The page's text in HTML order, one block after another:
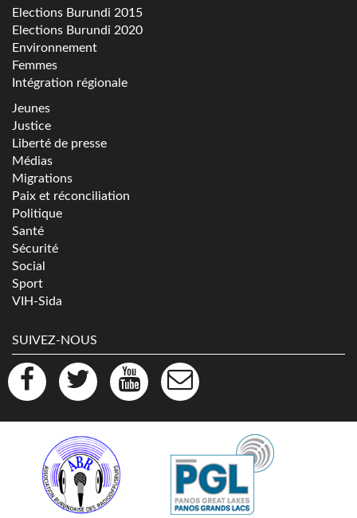
Elections Burundi 2015
Elections Burundi 2020
Environnement
Femmes
Intégration régionale
Jeunes
Justice
Liberté de presse
Médias
Migrations
Paix et réconciliation
Politique
Santé
Sécurité
Social
Sport
VIH-Sida
SUIVEZ-NOUS